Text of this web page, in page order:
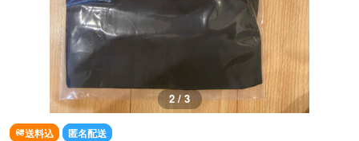
2 / 3
送料込 匿名配送